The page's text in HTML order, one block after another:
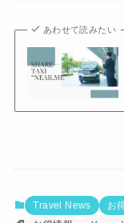
あわせて読みたい
Travel News
お